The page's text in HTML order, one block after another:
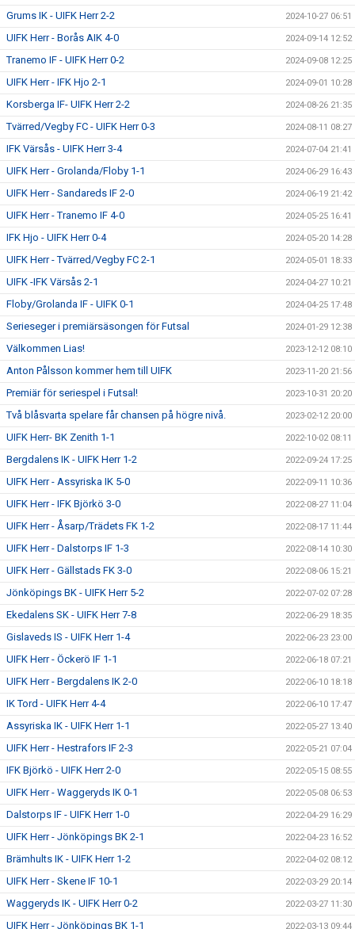
Grums IK - UIFK Herr 2-2 2024-10-27 06:51
UIFK Herr - Borås AIK 4-0 2024-09-14 12:52
Tranemo IF - UIFK Herr 0-2 2024-09-08 12:25
UIFK Herr - IFK Hjo 2-1 2024-09-01 10:28
Korsberga IF- UIFK Herr 2-2 2024-08-26 21:35
Tvärred/Vegby FC - UIFK Herr 0-3 2024-08-11 08:27
IFK Värsås - UIFK Herr 3-4 2024-07-04 21:41
UIFK Herr - Grolanda/Floby 1-1 2024-06-29 16:43
UIFK Herr - Sandareds IF 2-0 2024-06-19 21:42
UIFK Herr - Tranemo IF 4-0 2024-05-25 16:41
IFK Hjo - UIFK Herr 0-4 2024-05-20 14:28
UIFK Herr - Tvärred/Vegby FC 2-1 2024-05-01 18:33
UIFK -IFK Värsås 2-1 2024-04-27 10:21
Floby/Grolanda IF - UIFK 0-1 2024-04-25 17:48
Serieseger i premiärsäsongen för Futsal 2024-01-29 12:38
Välkommen Lias! 2023-12-12 08:10
Anton Pålsson kommer hem till UIFK 2023-11-20 21:56
Premiär för seriespel i Futsal! 2023-10-31 20:20
Två blåsvarta spelare får chansen på högre nivå. 2023-02-12 20:00
UIFK Herr- BK Zenith 1-1 2022-10-02 08:11
Bergdalens IK - UIFK Herr 1-2 2022-09-24 17:25
UIFK Herr - Assyriska IK 5-0 2022-09-11 10:36
UIFK Herr - IFK Björkö 3-0 2022-08-27 11:04
UIFK Herr - Åsarp/Trädets FK 1-2 2022-08-17 11:44
UIFK Herr - Dalstorps IF 1-3 2022-08-14 10:30
UIFK Herr - Gällstads FK 3-0 2022-08-06 15:21
Jönköpings BK - UIFK Herr 5-2 2022-07-02 07:28
Ekedalens SK - UIFK Herr 7-8 2022-06-29 18:35
Gislaveds IS - UIFK Herr 1-4 2022-06-23 23:00
UIFK Herr - Öckerö IF 1-1 2022-06-18 07:21
UIFK Herr - Bergdalens IK 2-0 2022-06-10 18:18
IK Tord - UIFK Herr 4-4 2022-06-10 17:47
Assyriska IK - UIFK Herr 1-1 2022-05-27 13:40
UIFK Herr - Hestrafors IF 2-3 2022-05-21 07:04
IFK Björkö - UIFK Herr 2-0 2022-05-15 08:55
UIFK Herr - Waggeryds IK 0-1 2022-05-08 06:53
Dalstorps IF - UIFK Herr 1-0 2022-04-29 16:29
UIFK Herr - Jönköpings BK 2-1 2022-04-23 16:52
Brämhults IK - UIFK Herr 1-2 2022-04-02 08:12
UIFK Herr - Skene IF 10-1 2022-03-29 20:14
Waggeryds IK - UIFK Herr 0-2 2022-03-27 11:30
UIFK Herr - Jönköpings BK 1-1 2022-03-13 09:44